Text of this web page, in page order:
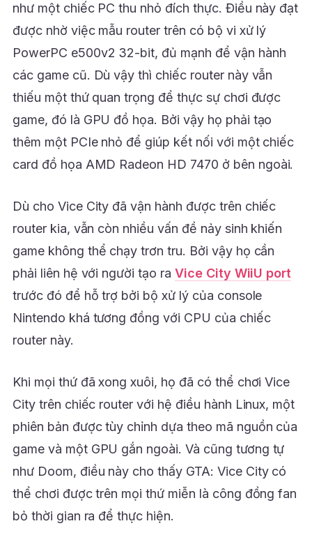
như một chiếc PC thu nhỏ đích thực. Điều này đạt
được nhờ việc mẫu router trên có bộ vi xử lý
PowerPC e500v2 32-bit, đủ mạnh để vận hành
các game cũ. Dù vậy thì chiếc router này vẫn
thiếu một thứ quan trọng để thực sự chơi được
game, đó là GPU đồ họa. Bởi vậy họ phải tạo
thêm một PCIe nhỏ để giúp kết nối với một chiếc
card đồ họa AMD Radeon HD 7470 ở bên ngoài.
Dù cho Vice City đã vận hành được trên chiếc
router kia, vẫn còn nhiều vấn đề nảy sinh khiến
game không thể chạy trơn tru. Bởi vậy họ cần
phải liên hệ với người tạo ra Vice City WiiU port
trước đó để hỗ trợ bởi bộ xử lý của console
Nintendo khá tương đồng với CPU của chiếc
router này.
Khi mọi thứ đã xong xuôi, họ đã có thể chơi Vice
City trên chiếc router với hệ điều hành Linux, một
phiên bản được tùy chỉnh dựa theo mã nguồn của
game và một GPU gắn ngoài. Và cũng tương tự
như Doom, điều này cho thấy GTA: Vice City có
thể chơi được trên mọi thứ miễn là công đồng fan
bỏ thời gian ra để thực hiện.